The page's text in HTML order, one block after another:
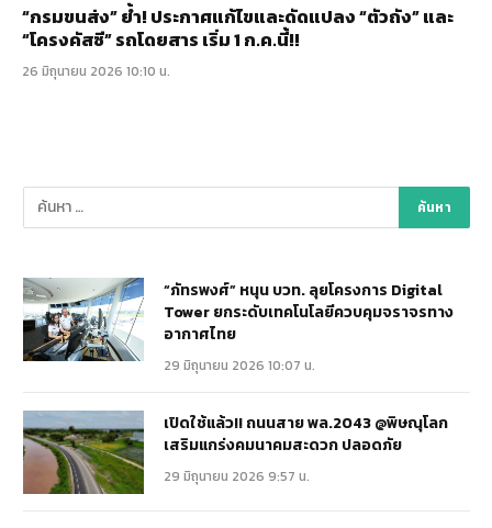
“กรมขนส่ง” ย้ำ! ประกาศแก้ไขและดัดแปลง “ตัวถัง” และ
“โครงคัสซี” รถโดยสาร เริ่ม 1 ก.ค.นี้!!
26 มิถุนายน 2026 10:10 น.
“ภัทรพงศ์” หนุน บวท. ลุยโครงการ Digital
Tower ยกระดับเทคโนโลยีควบคุมจราจรทาง
อากาศไทย
29 มิถุนายน 2026 10:07 น.
เปิดใช้แล้ว!! ถนนสาย พล.2043 @พิษณุโลก
เสริมแกร่งคมนาคมสะดวก ปลอดภัย
29 มิถุนายน 2026 9:57 น.